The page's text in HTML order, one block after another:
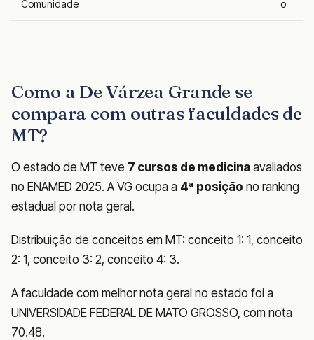
Comunidade
o
Como a De Várzea Grande se
compara com outras faculdades de
MT?
O estado de MT teve 7 cursos de medicina avaliados
no ENAMED 2025. A VG ocupa a 4ª posição no ranking
estadual por nota geral.
Distribuição de conceitos em MT: conceito 1: 1, conceito
2: 1, conceito 3: 2, conceito 4: 3.
A faculdade com melhor nota geral no estado foi a
UNIVERSIDADE FEDERAL DE MATO GROSSO, com nota
70.48.